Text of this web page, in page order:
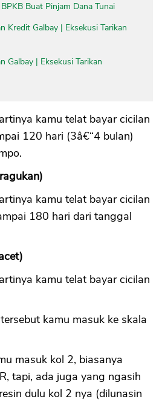
Buat Pinjam Dana Tunai
Kredit Galbay | Eksekusi Tarikan
Galbay | Eksekusi Tarikan
kamu telat bayar cicilan
120 hari (3â€“4 bulan)
kamu telat bayar cicilan
180 hari dari tanggal
kamu telat bayar cicilan
kamu masuk ke skala
masuk kol 2, biasanya
tapi, ada juga yang ngasih
dulu kol 2 nya (dilunasin